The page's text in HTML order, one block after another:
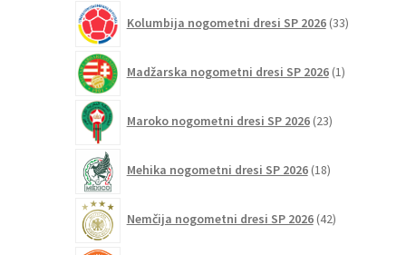
Kolumbija nogometni dresi SP 2026 33izdelkov
Madžarska nogometni dresi SP 2026 1izdelek
Maroko nogometni dresi SP 2026 23izdelkov
Mehika nogometni dresi SP 2026 18izdelkov
Nemčija nogometni dresi SP 2026 42izdelkov